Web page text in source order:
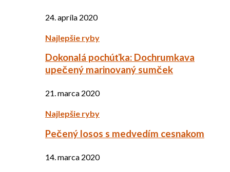
24. apríla 2020
Najlepšie ryby
Dokonalá pochúťka: Dochrumkava
upečený marinovaný sumček
21. marca 2020
Najlepšie ryby
Pečený losos s medvedím cesnakom
14. marca 2020